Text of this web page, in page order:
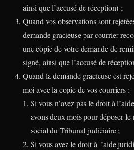
ainsi que l’accusé de réception) ;
Quand vos observations sont
demande gracieuse par courrier
une copie de votre demande de
signé, ainsi que l’accusé de
Quand la demande gracieuse est
moi avec la copie de vos courriers :
Si vous n’avez pas le droit à
avons deux mois pour déposer
social du Tribunal judiciaire ;
Si vous avez le droit à l’aide